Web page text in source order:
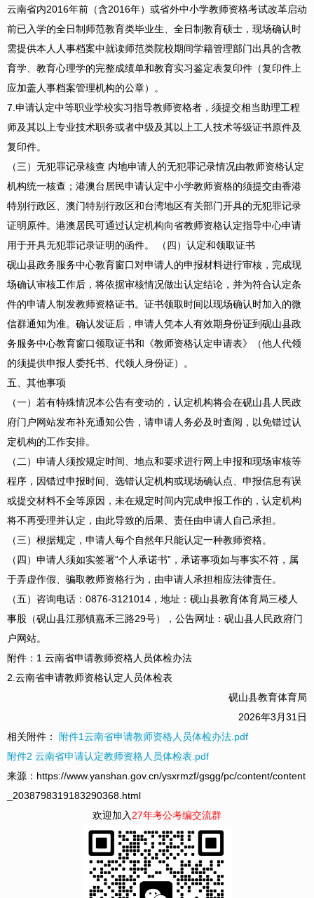
云南省内2016年前（含2016年）或省外中小学教师资格考试改革启动
前已入学的全日制师范教育类毕业生、全日制教育硕士，现场确认时
需提供本人人事档案中就读师范类院校期间学籍管理部门出具的含教
育学、教育心理学的完整成绩单和教育实习鉴定表复印件（复印件上
应加盖人事档案管理机构的公章）。
7.申请认定中等职业学校实习指导教师资格者，须提交相当助理工程
师及其以上专业技术职务或者中级及其以上工人技术等级证书原件及
复印件。
（三）无犯罪记录核查 内地申请人的无犯罪记录情况由教师资格认定
机构统一核查；港澳台居民申请认定中小学教师资格的须提交由香港
特别行政区、澳门特别行政区和台湾地区有关部门开具的无犯罪记录
证明原件。港澳居民可通过认定机构向省教师资格认定指导中心申请
用于开具无犯罪记录证明的函件。 （四）认定和领取证书
砚山县政务服务中心教育窗口对申请人的申报材料进行审核，完成现
场确认审核工作后，将依据审核情况做出认定结论，并为符合认定条
件的申请人制发教师资格证书。证书领取时间以现场确认时加入的微
信群通知为准。确认发证后，申请人凭本人有效期身份证到砚山县政
务服务中心教育窗口领取证书和《教师资格认定申请表》（他人代领
的须提供申报人委托书、代领人身份证）。
五、其他事项
（一）若有特殊情况本公告有变动的，认定机构将会在砚山县人民政
府门户网站发布补充通知公告，请申请人务必及时查阅，以免错过认
定机构的工作安排。
（二）申请人须按规定时间、地点和要求进行网上申报和现场审核等
程序，因错过申报时间、选错认定机构或现场确认点、申报信息有误
或提交材料不全等原因，未在规定时间内完成申报工作的，认定机构
将不再受理并认定，由此导致的后果、责任由申请人自己承担。
（三）根据规定，申请人每个自然年只能认定一种教师资格。
（四）申请人须如实签署“个人承诺书”，承诺事项如与事实不符，属
于弄虚作假、骗取教师资格行为，由申请人承担相应法律责任。
（五）咨询电话：0876-3121014，地址：砚山县教育体育局三楼人
事股（砚山县江那镇嘉禾三路29号），公告网址：砚山县人民政府门
户网站。
附件：1.云南省申请教师资格人员体检办法
2.云南省申请教师资格认定人员体检表
砚山县教育体育局
2026年3月31日
相关附件：
附件1云南省申请教师资格人员体检办法.pdf
附件2 云南省申请认定教师资格人员体检表.pdf
来源：https://www.yanshan.gov.cn/ysxrmzf/gsgg/pc/content/content
_2038798319183290368.html
欢迎加入27年考公考编交流群